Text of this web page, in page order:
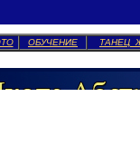
ОБУЧЕНИЕ ТАНЕЦ